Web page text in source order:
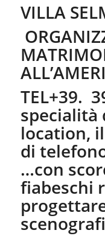
VILLA
TEL+39.
specialità
location,
di
…con
fiabeschi